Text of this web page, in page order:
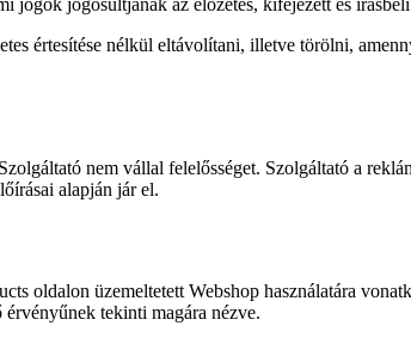
jogosultjának az előzetes, kifejezett és
értesítése nélkül eltávolítani, illetve törölni,
nem vállal felelősséget. Szolgáltató a
alapján jár el.
oldalon üzemeltetett Webshop használatára
tekinti magára nézve.